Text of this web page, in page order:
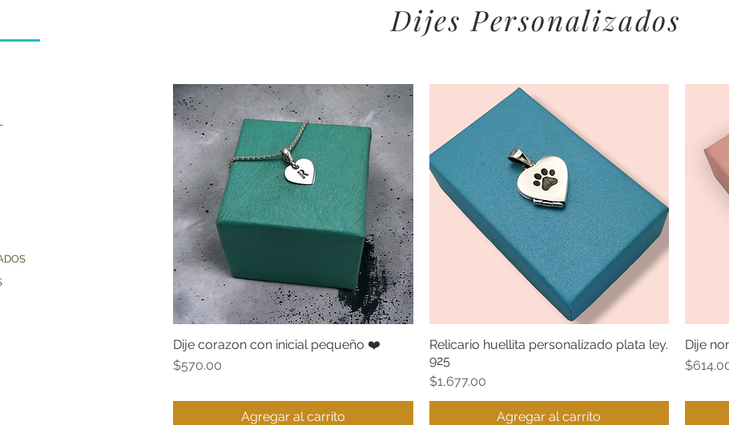
Dijes Personalizados
Vista rápida
Dije corazon con inicial pequeño ❤️
Precio
$570.00
Agregar al carrito
Vista rápida
Relicario huellita personalizado plata ley.
925
Precio
$1,677.00
Agregar al carrito
Dije
Precio